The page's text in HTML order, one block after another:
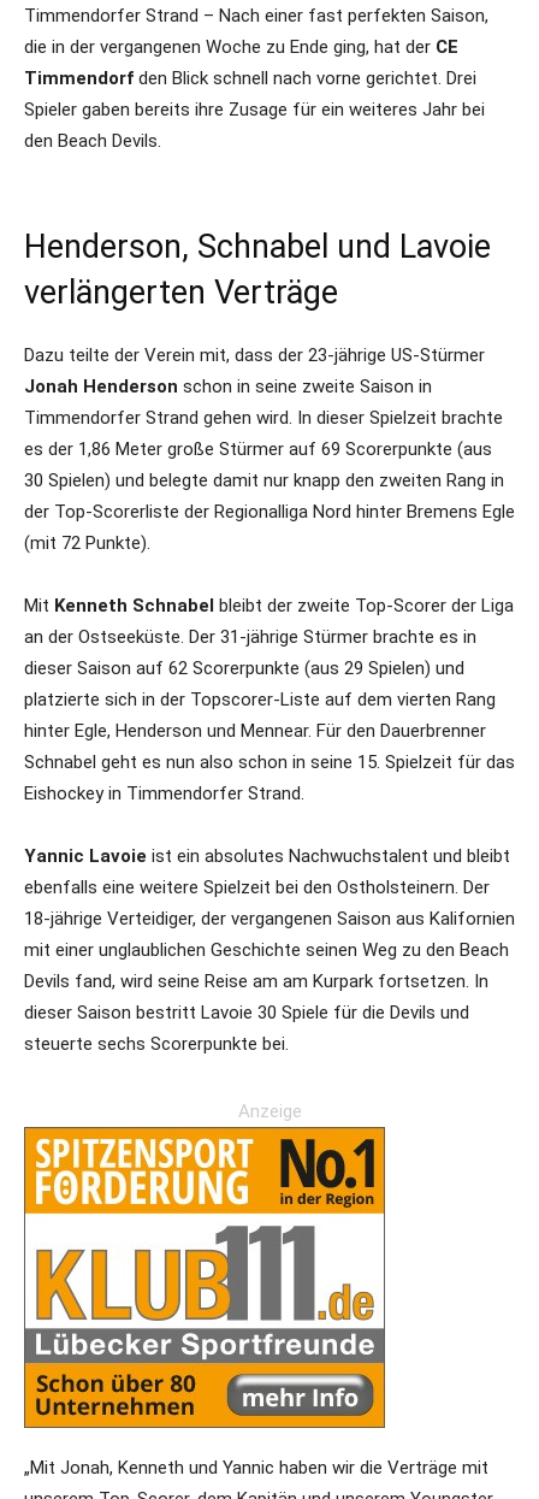
Timmendorfer Strand – Nach einer fast perfekten Saison,
die in der vergangenen Woche zu Ende ging, hat der CE
Timmendorf den Blick schnell nach vorne gerichtet. Drei
Spieler gaben bereits ihre Zusage für ein weiteres Jahr bei
den Beach Devils.
Henderson, Schnabel und Lavoie
verlängerten Verträge
Dazu teilte der Verein mit, dass der 23-jährige US-Stürmer
Jonah Henderson schon in seine zweite Saison in
Timmendorfer Strand gehen wird. In dieser Spielzeit brachte
es der 1,86 Meter große Stürmer auf 69 Scorerpunkte (aus
30 Spielen) und belegte damit nur knapp den zweiten Rang in
der Top-Scorerliste der Regionalliga Nord hinter Bremens Egle
(mit 72 Punkte).
Mit Kenneth Schnabel bleibt der zweite Top-Scorer der Liga
an der Ostseeküste. Der 31-jährige Stürmer brachte es in
dieser Saison auf 62 Scorerpunkte (aus 29 Spielen) und
platzierte sich in der Topscorer-Liste auf dem vierten Rang
hinter Egle, Henderson und Mennear. Für den Dauerbrenner
Schnabel geht es nun also schon in seine 15. Spielzeit für das
Eishockey in Timmendorfer Strand.
Yannic Lavoie ist ein absolutes Nachwuchstalent und bleibt
ebenfalls eine weitere Spielzeit bei den Ostholsteinern. Der
18-jährige Verteidiger, der vergangenen Saison aus Kalifornien
mit einer unglaublichen Geschichte seinen Weg zu den Beach
Devils fand, wird seine Reise am am Kurpark fortsetzen. In
dieser Saison bestritt Lavoie 30 Spiele für die Devils und
steuerte sechs Scorerpunkte bei.
Anzeige
„Mit Jonah, Kenneth und Yannic haben wir die Verträge mit